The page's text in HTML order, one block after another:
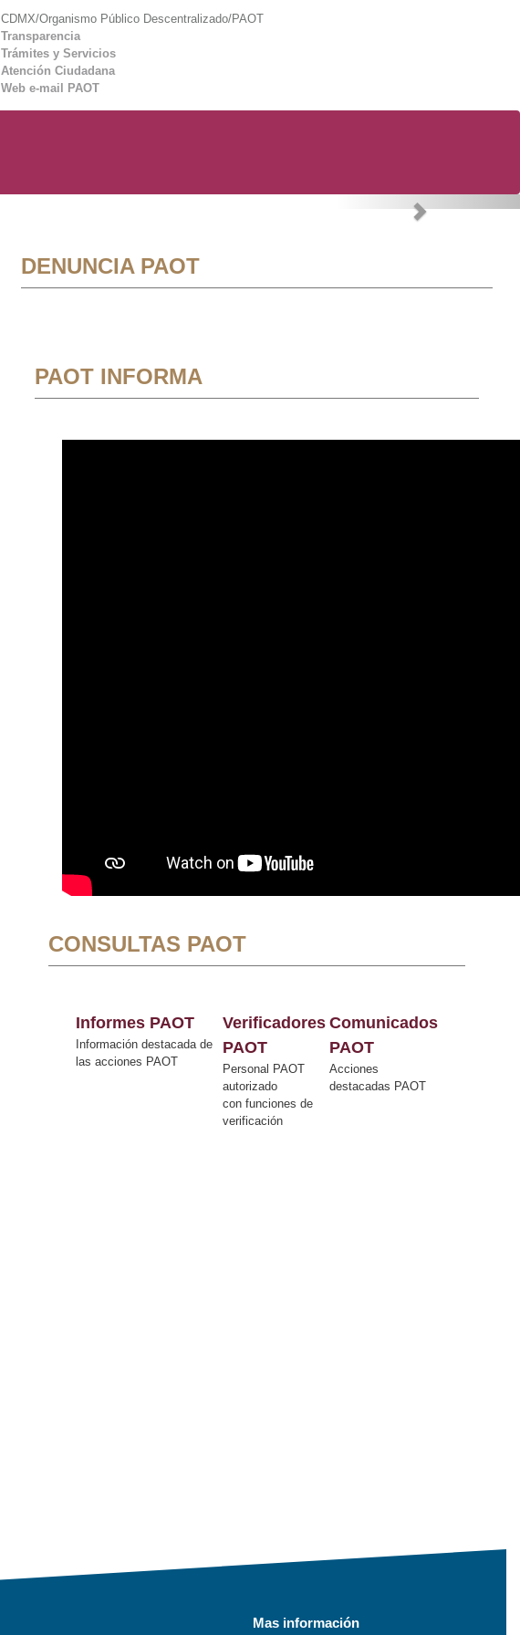
CDMX/Organismo Público Descentralizado/PAOT
Transparencia
Trámites y Servicios
Atención Ciudadana
Web e-mail PAOT
Next
DENUNCIA PAOT
PAOT INFORMA
CONSULTAS PAOT
Informes PAOT
Información destacada de
las acciones PAOT
Verificadores
PAOT
Personal PAOT
autorizado
con funciones de
verificación
Comunicados
PAOT
Acciones
destacadas PAOT
Mas información